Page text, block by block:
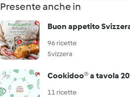
Presente anche in
Buon appetito
96 ricette
Svizzera
Cookidoo® a tavola
11 ricette